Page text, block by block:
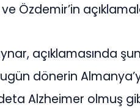
Özdemir’in
açıklamasında
dönerin
Alzheimer olmuş